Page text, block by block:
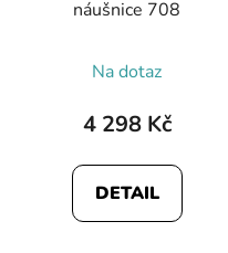
náušnice 708
Na dotaz
4 298 Kč
DETAIL